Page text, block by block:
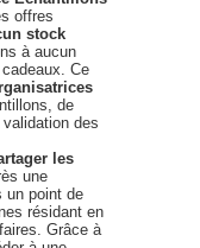
offres
stock
à aucun
Ce
de
des
les
une
un point de
résidant en
Grâce à